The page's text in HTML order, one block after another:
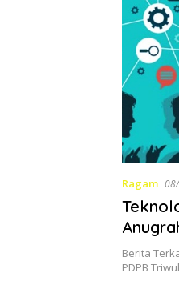
Ragam
Berita
PDPB